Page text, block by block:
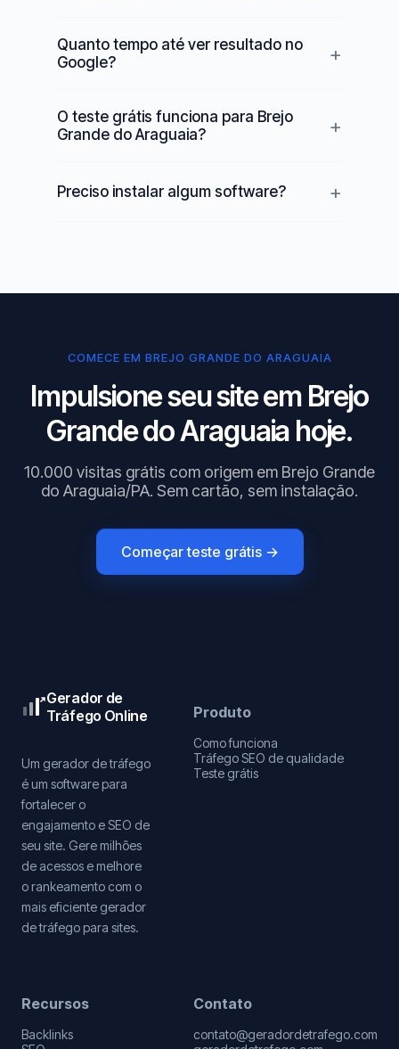
Quanto tempo até ver resultado no
Google?
O teste grátis funciona para Brejo
Grande do Araguaia?
Preciso instalar algum software?
COMECE EM BREJO GRANDE DO ARAGUAIA
Impulsione seu site em Brejo
Grande do Araguaia hoje.
10.000 visitas grátis com origem em Brejo Grande
do Araguaia/PA. Sem cartão, sem instalação.
Começar teste grátis →
Gerador de
Tráfego Online
Um gerador de tráfego
é um software para
fortalecer o
engajamento e SEO de
seu site. Gere milhões
de acessos e melhore
o rankeamento com o
mais eficiente gerador
de tráfego para sites.
Produto
Como funciona
Tráfego SEO de qualidade
Teste grátis
Recursos
Backlinks
Contato
contato@geradordetrafego.com